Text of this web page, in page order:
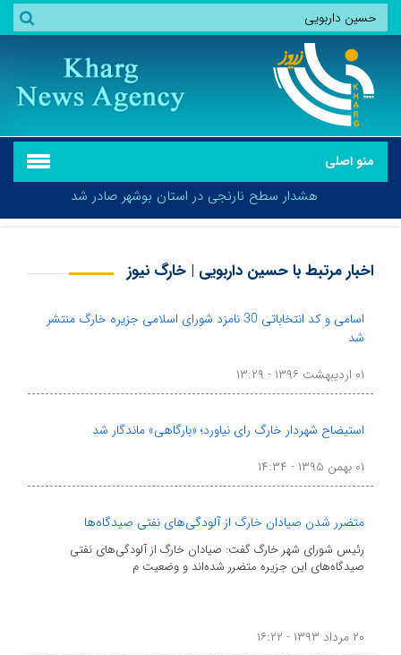
منو اصلی
هشدار سطح نارنجی در استان بوشهر صادر شد
هشدار سطح نارنجی در استان بوشهر صادر شد
اخبار مرتبط با حسین داربویی | خارگ نیوز
اسامی و کد انتخاباتی 30 نامزد شورای اسلامی جزیره خارگ منتشر
شد
۰۱ اردیبهشت ۱۳۹۶ - ۱۳:۲۹
استیضاح شهردار خارگ رای نیاورد؛ «بارگاهی» ماندگار شد
۰۱ بهمن ۱۳۹۵ - ۱۴:۳۴
متضرر شدن صیادان خارگ از آلودگی‌های نفتی صیدگاه‌ها
رئیس شورای شهر خارگ گفت: صیادان خارگ از آلودگی‌های نفتی
صیدگاه‌های این جزیره متضرر شده‌اند و وضعیت م
۲۰ مرداد ۱۳۹۳ - ۱۶:۲۲